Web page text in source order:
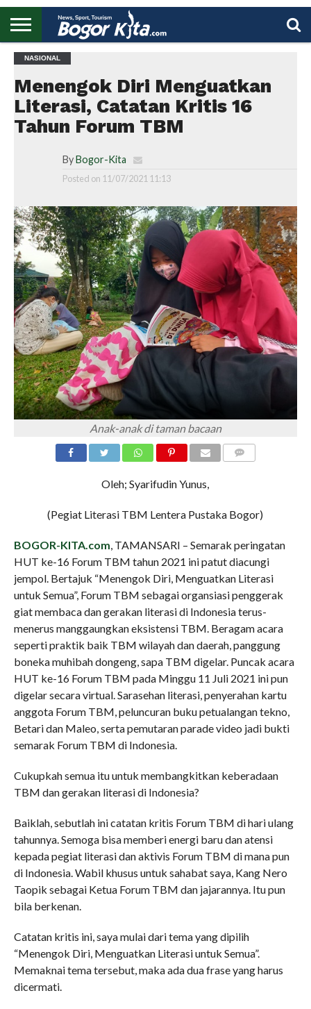
BOGOR
REGIONAL
NASIONAL
PENDIDIKAN
WISATA
OLAHRAGA
LAPORAN
PROFIL
NASIONAL
Menengok Diri Menguatkan
Literasi, Catatan Kritis 16
Tahun Forum TBM
By Bogor-Kita
Posted on 11/07/2021 11:13
Anak-anak di taman bacaan
Oleh; Syarifudin Yunus,
(Pegiat Literasi TBM Lentera Pustaka Bogor)
BOGOR-KITA.com , TAMANSARI – Semarak peringatan
HUT ke-16 Forum TBM tahun 2021 ini patut diacungi
jempol. Bertajuk “Menengok Diri, Menguatkan Literasi
untuk Semua”, Forum TBM sebagai organsiasi penggerak
giat membaca dan gerakan literasi di Indonesia terus-
menerus manggaungkan eksistensi TBM. Beragam acara
seperti praktik baik TBM wilayah dan daerah, panggung
boneka muhibah dongeng, sapa TBM digelar. Puncak acara
HUT ke-16 Forum TBM pada Minggu 11 Juli 2021 ini pun
digelar secara virtual. Sarasehan literasi, penyerahan kartu
anggota Forum TBM, peluncuran buku petualangan tekno,
Betari dan Maleo, serta pemutaran parade video jadi bukti
semarak Forum TBM di Indonesia.
Cukupkah semua itu untuk membangkitkan keberadaan
TBM dan gerakan literasi di Indonesia?
Baiklah, sebutlah ini catatan kritis Forum TBM di hari ulang
tahunnya. Semoga bisa memberi energi baru dan atensi
kepada pegiat literasi dan aktivis Forum TBM di mana pun
di Indonesia. Wabil khusus untuk sahabat saya, Kang Nero
Taopik sebagai Ketua Forum TBM dan jajarannya. Itu pun
bila berkenan.
Catatan kritis ini, saya mulai dari tema yang dipilih
“Menengok Diri, Menguatkan Literasi untuk Semua”.
Memaknai tema tersebut, maka ada dua frase yang harus
dicermati.